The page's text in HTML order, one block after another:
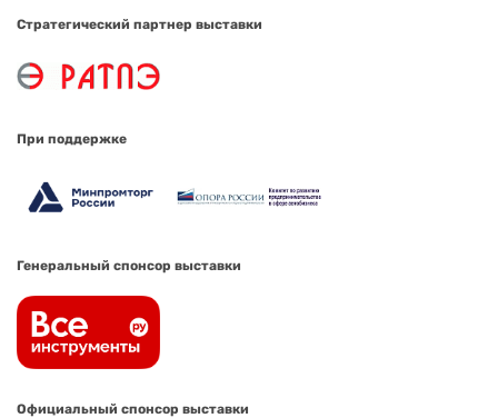
Стратегический партнер выставки
При поддержке
Генеральный спонсор выставки
Официальный спонсор выставки